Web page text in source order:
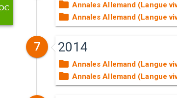
Annales Allemand (Langue
Annales Allemand (Langue
7 2014
Annales Allemand (Langue
Annales Allemand (Langue